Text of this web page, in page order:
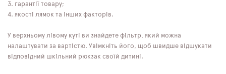
гарантії товару;
якості лямок та інших факторів.
У верхньому лівому куті ви знайдете фільтр, який можна
налаштувати за вартістю. Увімкніть його, щоб швидше відшукати
відповідний шкільний рюкзак своїй дитині.